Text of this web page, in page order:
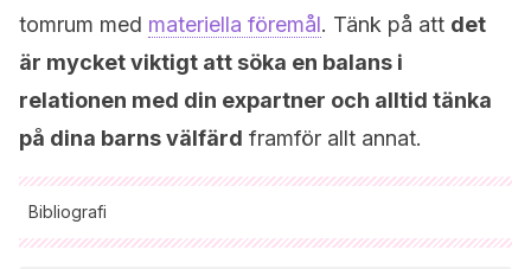
tomrum med materiella föremål. Tänk på att det
är mycket viktigt att söka en balans i
relationen med din expartner och alltid tänka
på dina barns välfärd framför allt annat.
Bibliografi
Samtliga citerade källor har granskats noggrant av vårt team